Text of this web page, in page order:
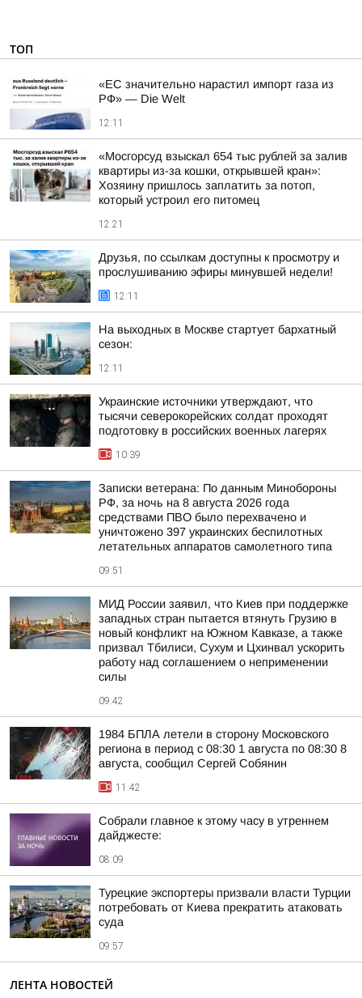
ТОП
«ЕС значительно нарастил импорт газа из
РФ» — Die Welt
12:11
«Мосгорсуд взыскал 654 тыс рублей за залив
квартиры из-за кошки, открывшей кран»:
Хозяину пришлось заплатить за потоп,
который устроил его питомец
12:21
Друзья, по ссылкам доступны к просмотру и
прослушиванию эфиры минувшей недели!
12:11
На выходных в Москве стартует бархатный
сезон:
12:11
Украинские источники утверждают, что
тысячи северокорейских солдат проходят
подготовку в российских военных лагерях
10:39
Записки ветерана: По данным Минобороны
РФ, за ночь на 8 августа 2026 года
средствами ПВО было перехвачено и
уничтожено 397 украинских беспилотных
летательных аппаратов самолетного типа
09:51
МИД России заявил, что Киев при поддержке
западных стран пытается втянуть Грузию в
новый конфликт на Южном Кавказе, а также
призвал Тбилиси, Сухум и Цхинвал ускорить
работу над соглашением о неприменении
силы
09:42
1984 БПЛА летели в сторону Московского
региона в период с 08:30 1 августа по 08:30 8
августа, сообщил Сергей Собянин
11:42
Собрали главное к этому часу в утреннем
дайджесте:
08:09
Турецкие экспортеры призвали власти Турции
потребовать от Киева прекратить атаковать
суда
09:57
ЛЕНТА НОВОСТЕЙ